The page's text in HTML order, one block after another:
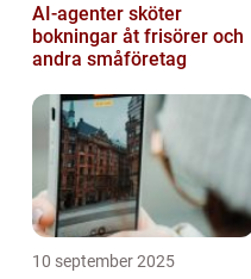
AI-agenter sköter
bokningar åt frisörer och
andra småföretag
10 september 2025